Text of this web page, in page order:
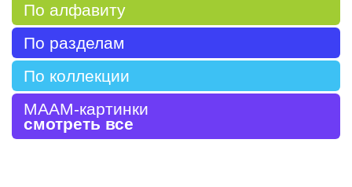
По алфавиту
По разделам
По коллекции
МААМ-картинки
смотреть все